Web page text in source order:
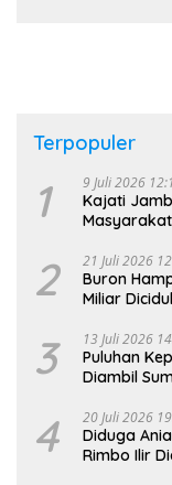
Terpopuler
1 9 Juli 2026
Kajati
2 21 Juli 2026
Buron
Miliar
3 13 Juli 2026
Puluhan
Diambil
4 20 Juli 2026
Diduga
Rimbo Ilir